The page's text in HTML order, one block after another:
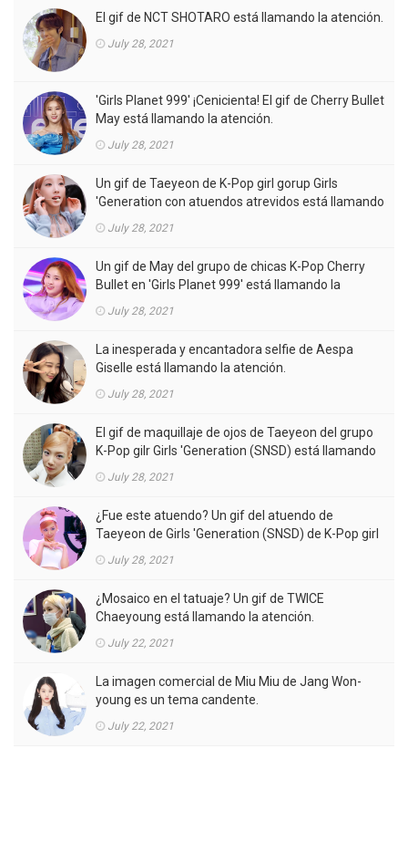
El gif de NCT SHOTARO está llamando la atención.
July 28, 2021
'Girls Planet 999' ¡Cenicienta! El gif de Cherry Bullet
May está llamando la atención.
July 28, 2021
Un gif de Taeyeon de K-Pop girl gorup Girls
'Generation con atuendos atrevidos está llamando
July 28, 2021
Un gif de May del grupo de chicas K-Pop Cherry
Bullet en 'Girls Planet 999' está llamando la
July 28, 2021
La inesperada y encantadora selfie de Aespa
Giselle está llamando la atención.
July 28, 2021
El gif de maquillaje de ojos de Taeyeon del grupo
K-Pop gilr Girls 'Generation (SNSD) está llamando
July 28, 2021
¿Fue este atuendo? Un gif del atuendo de
Taeyeon de Girls 'Generation (SNSD) de K-Pop girl
July 28, 2021
¿Mosaico en el tatuaje? Un gif de TWICE
Chaeyoung está llamando la atención.
July 22, 2021
La imagen comercial de Miu Miu de Jang Won-
young es un tema candente.
July 22, 2021